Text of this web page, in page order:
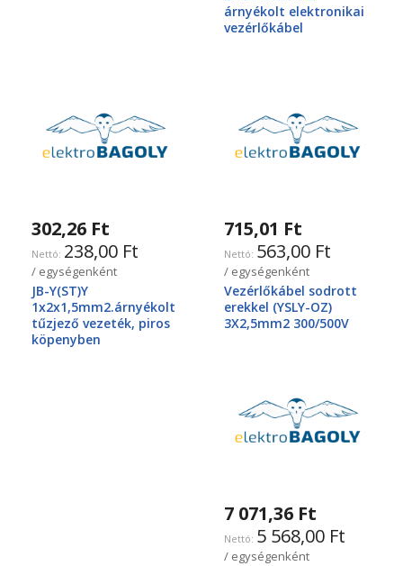
árnyékolt elektronikai
vezérlőkábel
302,26 Ft
238,00 Ft
/ egységenként
JB-Y(ST)Y
1x2x1,5mm2.árnyékolt
tűzjező vezeték, piros
köpenyben
715,01 Ft
563,00 Ft
/ egységenként
Vezérlőkábel sodrott
erekkel (YSLY-OZ)
3X2,5mm2 300/500V
7 071,36 Ft
5 568,00 Ft
/ egységenként